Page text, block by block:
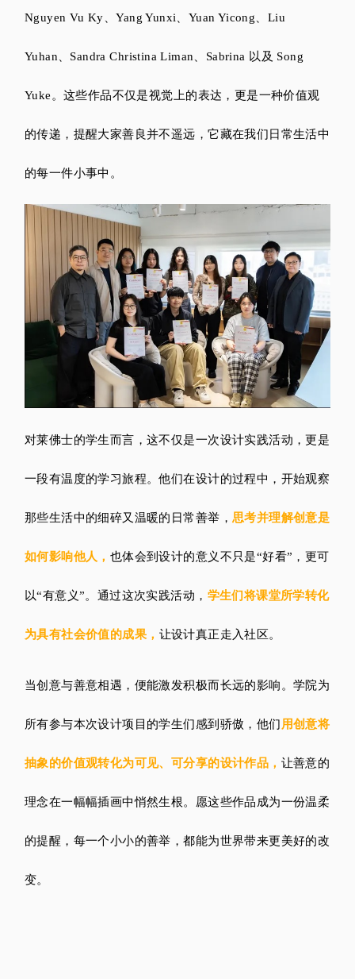
Nguyen Vu Ky、Yang Yunxi、Yuan Yicong、Liu
Yuhan、Sandra Christina Liman、Sabrina 以及 Song
Yuke。这些作品不仅是视觉上的表达，更是一种价值观
的传递，提醒大家善良并不遥远，它藏在我们日常生活中
的每一件小事中。
对莱佛士的学生而言，这不仅是一次设计实践活动，更是
一段有温度的学习旅程。他们在设计的过程中，开始观察
那些生活中的细碎又温暖的日常善举， 思考并理解创意是
如何影响他人， 也体会到设计的意义不只是“好看”，更可
以“有意义”。通过这次实践活动， 学生们将课堂所学转化
为具有社会价值的成果， 让设计真正走入社区。
当创意与善意相遇，便能激发积极而长远的影响。学院为
所有参与本次设计项目的学生们感到骄傲，他们 用创意将
抽象的价值观转化为可见、可分享的设计作品， 让善意的
理念在一幅幅插画中悄然生根。愿这些作品成为一份温柔
的提醒，每一个小小的善举，都能为世界带来更美好的改
变。